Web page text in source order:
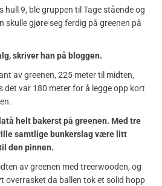
hull 9, ble gruppen til Tage stående og
skulle gjøre seg ferdig på greenen på
skriver han på bloggen.
av greenen, 225 meter til midten,
det var 180 meter for å legge opp kort
helt bakerst på greenen. Med tre
samtlige bunkerslag være litt
den pinnen.
av greenen med treerwooden, og
overrasket da ballen tok et solid hopp